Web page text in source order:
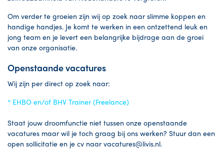
Om verder te groeien zijn wij op zoek naar slimme koppen en
handige handjes. Je komt te werken in een ontzettend leuk en
jong team en je levert een belangrijke bijdrage aan de groei
van onze organisatie.
Openstaande vacatures
Wij zijn per direct op zoek naar:
* EHBO en/of BHV Trainer (Freelance)
Staat jouw droomfunctie niet tussen onze openstaande
vacatures maar wil je toch graag bij ons werken? Stuur dan een
open sollicitatie en je cv naar vacatures@livis.nl.